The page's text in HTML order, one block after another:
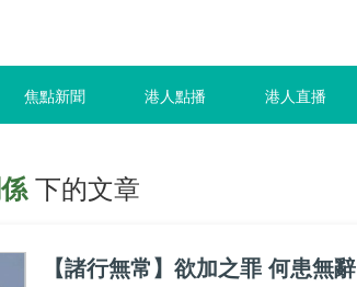
焦點新聞 港人點播 港人直播
下的文章
【諸行無常】欲加之罪 何患無辭